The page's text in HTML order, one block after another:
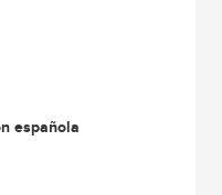
española